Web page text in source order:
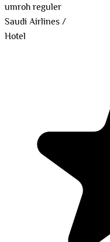
umroh reguler
Saudi Airlines/
Hotel